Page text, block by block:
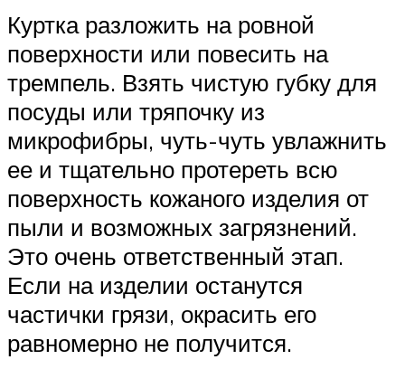
Куртка разложить на ровной
поверхности или повесить на
тремпель. Взять чистую губку для
посуды или тряпочку из
микрофибры, чуть-чуть увлажнить
ее и тщательно протереть всю
поверхность кожаного изделия от
пыли и возможных загрязнений.
Это очень ответственный этап.
Если на изделии останутся
частички грязи, окрасить его
равномерно не получится.